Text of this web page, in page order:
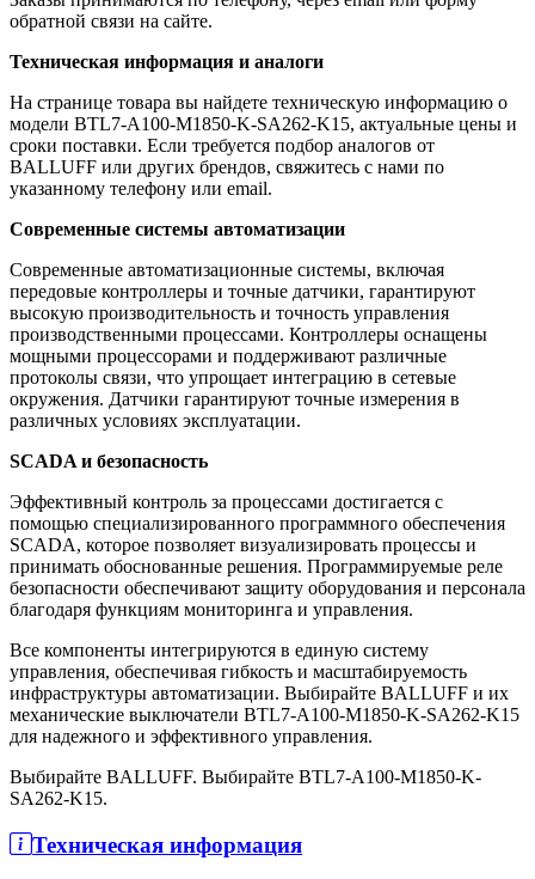
обратной связи на сайте.
Техническая информация и аналоги
На странице товара вы найдете техническую информацию о
модели BTL7-A100-M1850-K-SA262-K15, актуальные цены и
сроки поставки. Если требуется подбор аналогов от
BALLUFF или других брендов, свяжитесь с нами по
указанному телефону или email.
Современные системы автоматизации
Современные автоматизационные системы, включая
передовые контроллеры и точные датчики, гарантируют
высокую производительность и точность управления
производственными процессами. Контроллеры оснащены
мощными процессорами и поддерживают различные
протоколы связи, что упрощает интеграцию в сетевые
окружения. Датчики гарантируют точные измерения в
различных условиях эксплуатации.
SCADA и безопасность
Эффективный контроль за процессами достигается с
помощью специализированного программного обеспечения
SCADA, которое позволяет визуализировать процессы и
принимать обоснованные решения. Программируемые реле
безопасности обеспечивают защиту оборудования и персонала
благодаря функциям мониторинга и управления.
Все компоненты интегрируются в единую систему
управления, обеспечивая гибкость и масштабируемость
инфраструктуры автоматизации. Выбирайте BALLUFF и их
механические выключатели BTL7-A100-M1850-K-SA262-K15
для надежного и эффективного управления.
Выбирайте BALLUFF. Выбирайте BTL7-A100-M1850-K-
SA262-K15.
Техническая информация